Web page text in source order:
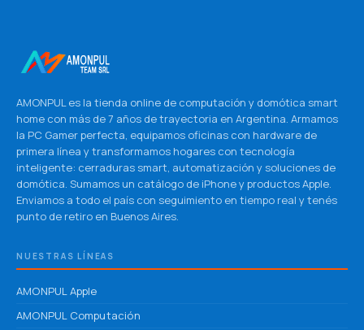
AMONPUL es la tienda online de computación y domótica smart
home con más de 7 años de trayectoria en Argentina. Armamos
la PC Gamer perfecta, equipamos oficinas con hardware de
primera línea y transformamos hogares con tecnología
inteligente: cerraduras smart, automatización y soluciones de
domótica. Sumamos un catálogo de iPhone y productos Apple.
Enviamos a todo el país con seguimiento en tiempo real y tenés
punto de retiro en Buenos Aires.
NUESTRAS LÍNEAS
AMONPUL Apple
AMONPUL Computación